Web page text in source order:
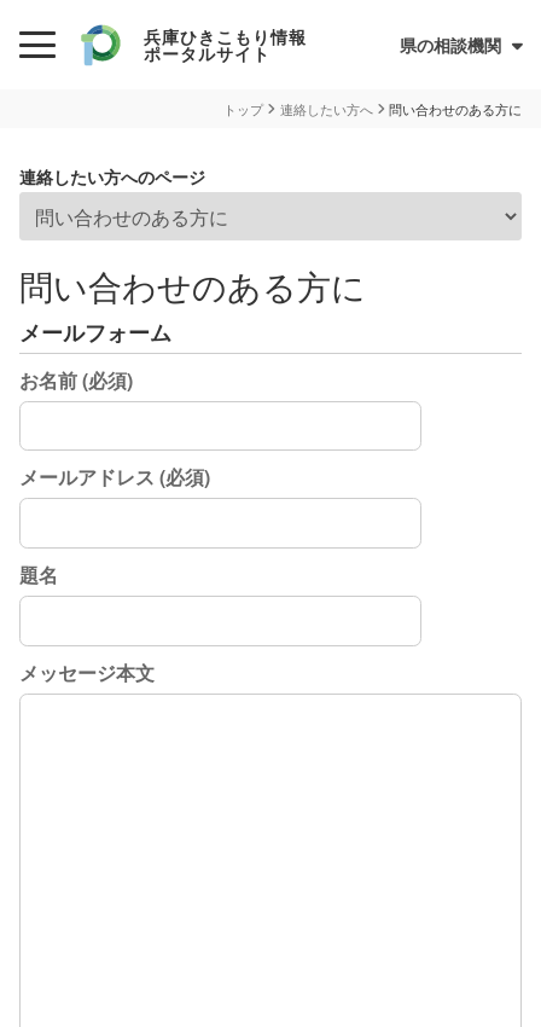
兵庫ひきこもり情報
ポータルサイト 県の相談機関
兵庫県ひきこもり総合支援センター
兵庫ひきこもり相談支援センター
ひきこもりとは？
ひきこもり当事者のためのQ&A集
情報が必要な方へ
情報について
民間の支援団体（県ネットワーク加入団体）
支援をする上でのヒント
行政などの情報
トップ 連絡したい方へ 問い合わせのある方に
連絡したい方へのページ
問い合わせのある方に
メールフォーム
お名前 (必須)
メールアドレス (必須)
題名
メッセージ本文